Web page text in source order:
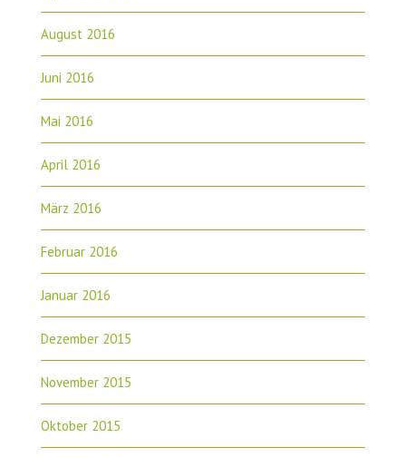
August 2016
Juni 2016
Mai 2016
April 2016
März 2016
Februar 2016
Januar 2016
Dezember 2015
November 2015
Oktober 2015